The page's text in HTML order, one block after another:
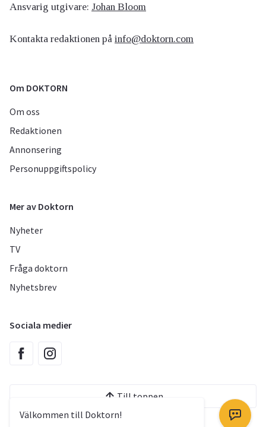
Välkommen till Doktorn!
Ansvarig utgivare: Johan Bloom
Kontakta redaktionen på info@doktorn.com
Om DOKTORN
Om oss
Redaktionen
Annonsering
Personuppgiftspolicy
Mer av Doktorn
Nyheter
TV
Fråga doktorn
Nyhetsbrev
Sociala medier
Till toppen